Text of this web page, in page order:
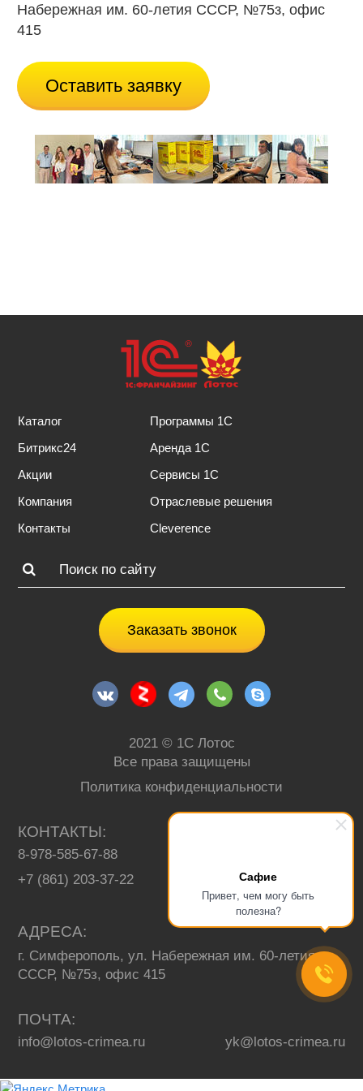
Сафие
Привет, чем могу быть
полезна?
Набережная им. 60-летия СССР, №75з, офис
415
Оставить заявку
Каталог
Битрикс24
Акции
Компания
Контакты
Программы 1С
Аренда 1С
Сервисы 1С
Отраслевые решения
Cleverence
Заказать звонок
2021 © 1С Лотос
Все права защищены
Политика конфиденциальности
КОНТАКТЫ
8-978-585-67-88
+7 (861) 203-37-22
АДРЕСА
г. Симферополь, ул. Набережная им. 60-летия
СССР, №75з, офис 415
ПОЧТА
info@lotos-crimea.ru yk@lotos-crimea.ru